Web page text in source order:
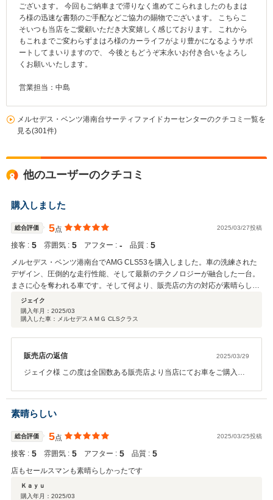
ございます。 今回もご納車まで滞りなく進めてこられましたのもまは
ろ様の迅速な書類のご手配などご協力の賜物でございます。 こちらこ
そいつも当店をご愛顧いただき大変嬉しく感じております。 これから
もこれまでご変わらずまはろ様のカーライフがより豊かになるようサポ
ートしてまいりますので、 今後ともどうぞ末永いお付き合いをよろし
くお願いいたします。
営業担当：中島
メルセデス・ベンツ港南台サーティファイドカーセンターのクチコミ一覧を
見る(301件)
他のユーザーのクチコミ
購入しました
総合評価 5点 2025/03/27投稿
接客 : 5 雰囲気 : 5 アフター : ‐ 品質 : 5
メルセデス・ベンツ港南台でAMG CLS53を購入しました。車の洗練された
デザイン、圧倒的な走行性能、そして最新のテクノロジーが融合した一台。
まさに心を奪われる車です。そして何より、販売店の方の対応が素晴らしか
ったです。特に保険の提案や別の車の名義変更の手続きも丁寧かつ迅速で、
安心して任せることができました。担当の中島さんは知識も豊富で親身に相
談に乗ってくれ、納車までスムーズかつ安心できる対応でした。細かな要望
れ、大変満足です！
ジェイク
購入年月： 2025/03
購入した車：メルセデスＡＭＧ CLSクラス
販売店の返信 2025/03/29
ジェイク様 この度は全国数ある販売店より当店にてお車をご購入い
いたしましたこれからが本当のお付き合いのスタートでございま
す。 お車の操作方法などはもちろん、日頃のメンテナンスや万が一
のトラブルの際もぜひご相談くださいませ。 今後ともどうぞ末永い
お付き合いをよろしくお願いいたします。
素晴らしい
総合評価 5点 2025/03/25投稿
接客 : 5 雰囲気 : 5 アフター : 5 品質 : 5
店もセールスマンも素晴らしかったです
Ｋａｙｕ
購入年月： 2025/03